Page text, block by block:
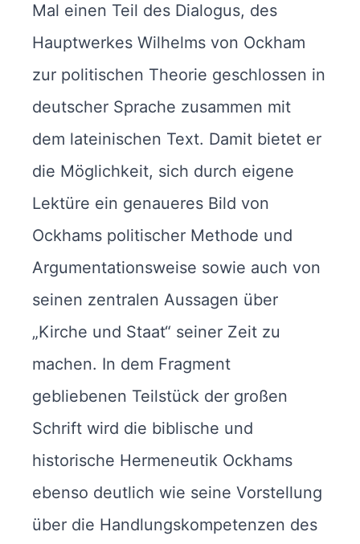
Mal einen Teil des Dialogus, des
Hauptwerkes Wilhelms von Ockham
zur politischen Theorie geschlossen in
deutscher Sprache zusammen mit
dem lateinischen Text. Damit bietet er
die Möglichkeit, sich durch eigene
Lektüre ein genaueres Bild von
Ockhams politischer Methode und
Argumentationsweise sowie auch von
seinen zentralen Aussagen über
„Kirche und Staat“ seiner Zeit zu
machen. In dem Fragment
gebliebenen Teilstück der großen
Schrift wird die biblische und
historische Hermeneutik Ockhams
ebenso deutlich wie seine Vorstellung
über die Handlungskompetenzen des